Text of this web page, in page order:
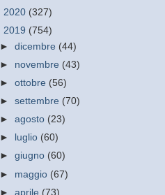
2020 (327)
2019 (754)
►dicembre (44)
► novembre (43)
►ottobre (56)
►settembre (70)
►agosto (23)
►
luglio (60)
►giugno (60)
► maggio (67)
►aprile (73)